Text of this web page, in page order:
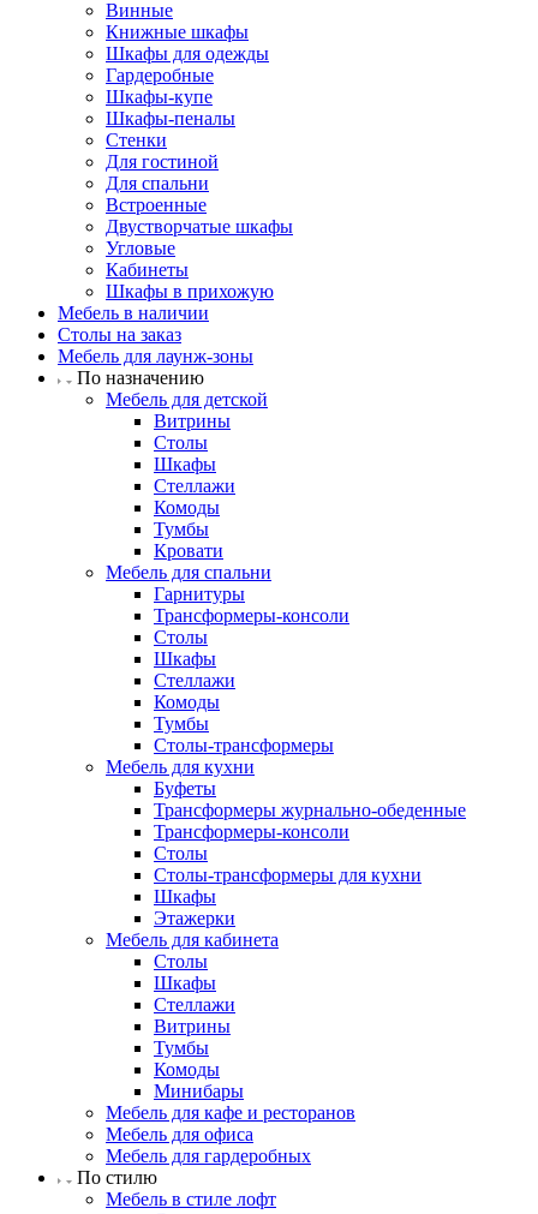
Винные
Книжные шкафы
Шкафы для одежды
Гардеробные
Шкафы-купе
Шкафы-пеналы
Стенки
Для гостиной
Для спальни
Встроенные
Двустворчатые шкафы
Угловые
Кабинеты
Шкафы в прихожую
Мебель в наличии
Столы на заказ
Мебель для лаунж-зоны
По назначению
Мебель для детской
Витрины
Столы
Шкафы
Стеллажи
Комоды
Тумбы
Кровати
Мебель для спальни
Гарнитуры
Трансформеры-консоли
Столы
Шкафы
Стеллажи
Комоды
Тумбы
Столы-трансформеры
Мебель для кухни
Буфеты
Трансформеры журнально-обеденные
Трансформеры-консоли
Столы
Столы-трансформеры для кухни
Шкафы
Этажерки
Мебель для кабинета
Столы
Шкафы
Стеллажи
Витрины
Тумбы
Комоды
Минибары
Мебель для кафе и ресторанов
Мебель для офиса
Мебель для гардеробных
По стилю
Мебель в стиле лофт